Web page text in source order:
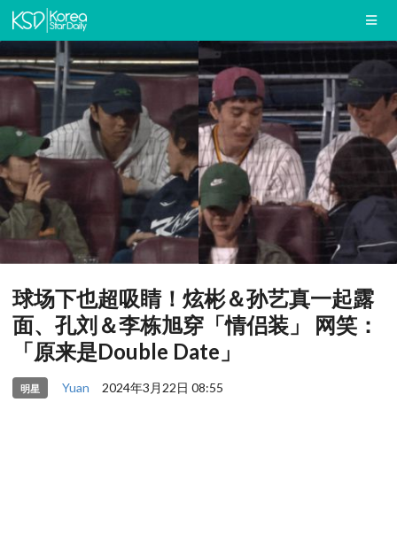
球场下也超吸睛！炫彬＆孙艺真一起露
面、孔刘＆李栋旭穿「情侣装」 网笑：
「原来是Double Date」
明星 Yuan 2024年3月22日 08:55